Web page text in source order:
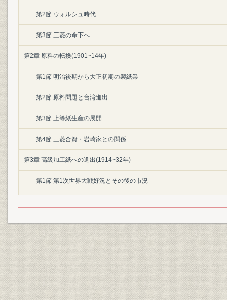
第2節 ウォルシュ時代
第3節 三菱の傘下へ
第2章 原料の転換(1901~14年)
第1節 明治後期から大正初期の製紙業
第2節 原料問題と台湾進出
第3節 上等紙生産の展開
第4節 三菱合資・岩崎家との関係
第3章 高級加工紙への進出(1914~32年)
第1節 第1次世界大戦好況とその後の市況
第3節 積極的事業展開と不況への対応
第4節 原材料確保対策への取組み
第5節 三菱製紙株式会社への改組
第6節 業績の推移